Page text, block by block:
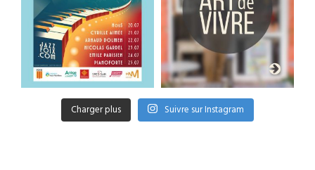
Charger plus Suivre sur Instagram